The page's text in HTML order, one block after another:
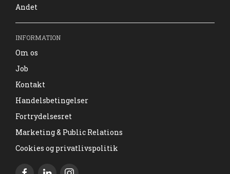
Andet
INFORMATION
Om os
Job
Kontakt
Handelsbetingelser
Fortrydelsesret
Marketing & Public Relations
Cookies og privatlivspolitik